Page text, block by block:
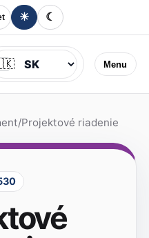
☀ ☾
Menu
Jazyk
/Projektové riadenie